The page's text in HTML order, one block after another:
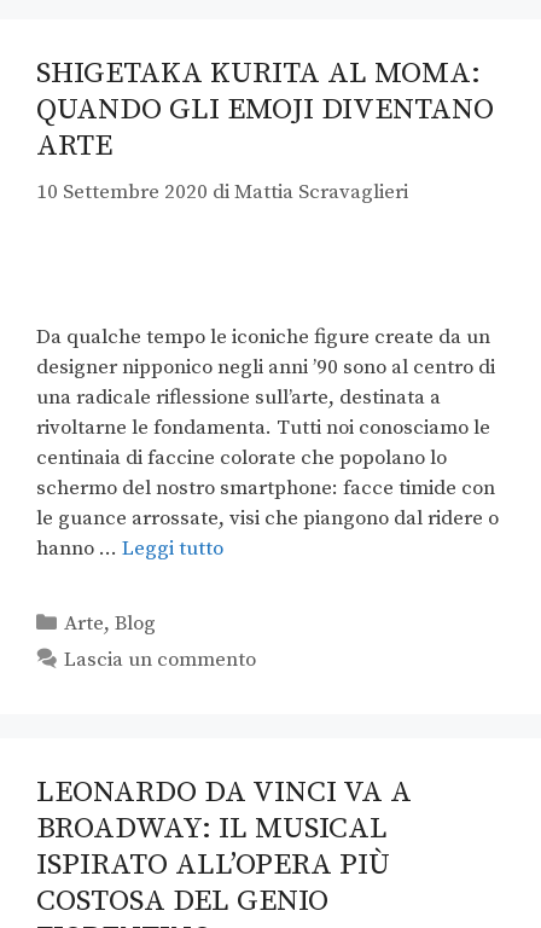
SHIGETAKA KURITA AL MOMA:
QUANDO GLI EMOJI DIVENTANO
ARTE
10 Settembre 2020 diMattia Scravaglieri
Da qualche tempo le iconiche figure create da un
designer nipponico negli anni ’90 sono al centro di
una radicale riflessione sull’arte, destinata a
rivoltarne le fondamenta. Tutti noi conosciamo le
centinaia di faccine colorate che popolano lo
schermo del nostro smartphone: facce timide con
le guance arrossate, visi che piangono dal ridere o
hanno … Leggi tutto
Arte,Blog
Lascia un commento
LEONARDO DA VINCI VA A
BROADWAY: IL MUSICAL
ISPIRATO ALL’OPERA PIÙ
COSTOSA DEL GENIO